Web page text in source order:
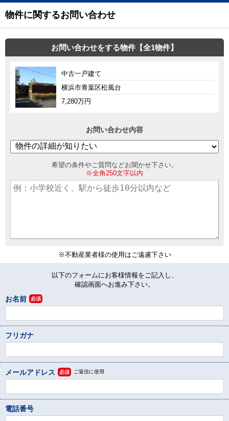
物件に関するお問い合わせ
お問い合わせをする物件【全1物件】
中古一戸建て
横浜市青葉区松風台
7,280万円
お問い合わせ内容
希望の条件やご質問などお聞かせ下さい。
※全角250文字以内
※不動産業者様の使用はご遠慮下さい
以下のフォームにお客様情報をご記入し、
確認画面へお進み下さい。
お名前 必須
フリガナ
メールアドレス 必須 ご返信に使用
電話番号